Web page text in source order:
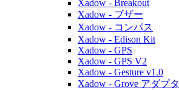
Xadow - Breakout
Xadow - ブザー
Xadow - コンパス
Xadow - Edison Kit
Xadow - GPS
Xadow - GPS V2
Xadow - Gesture v1.0
Xadow - Grove アダプタ